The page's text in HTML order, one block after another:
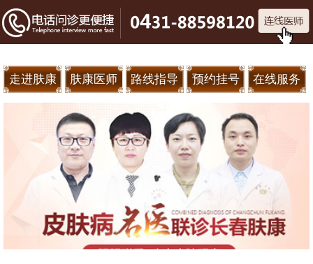
走进肤康 肤康医师 路线指导 预约挂号 在线服务